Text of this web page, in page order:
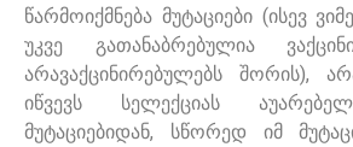
წარმოიქმნება მუტაციები (ისევ
უკვე გათანაბრებულია
არავაქცინირებულებს შორის),
იწვევს სელექციას
მუტაციებიდან, სწორედ იმ